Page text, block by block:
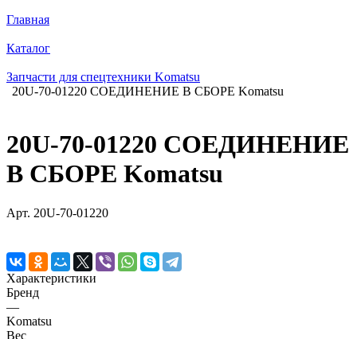
Главная
Каталог
Запчасти для спецтехники Komatsu
20U-70-01220 СОЕДИНЕНИЕ В СБОРЕ Komatsu
20U-70-01220 СОЕДИНЕНИЕ
В СБОРЕ Komatsu
Арт. 20U-70-01220
Характеристики
Бренд
—
Komatsu
Вес